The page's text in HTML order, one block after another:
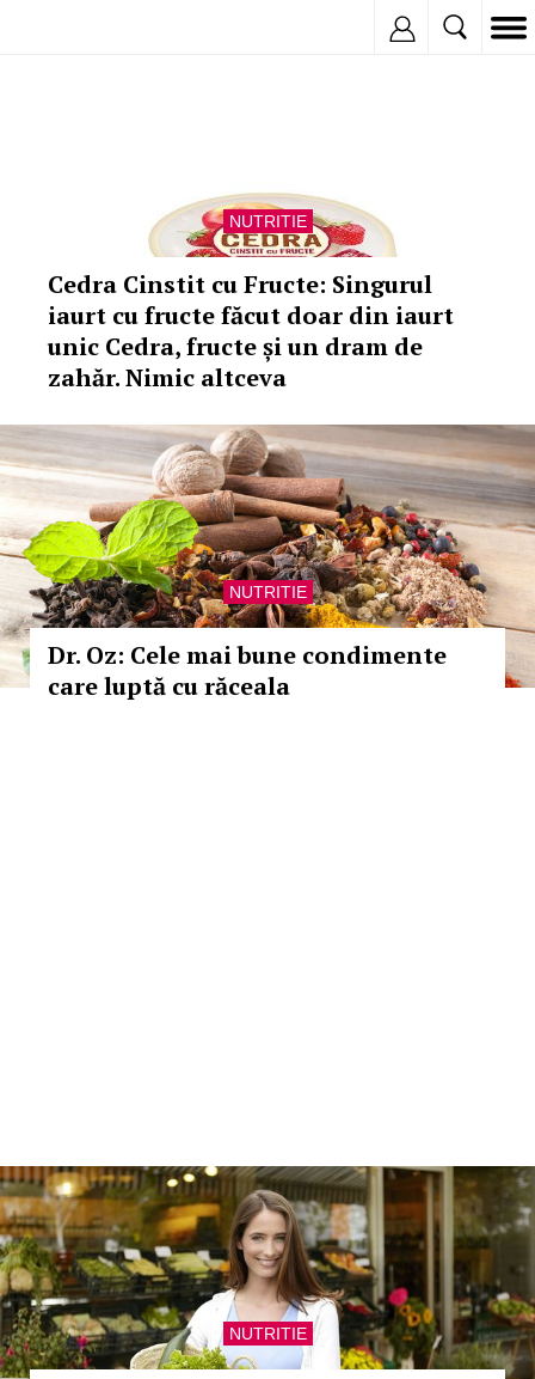
NUTRITIE
Cedra Cinstit cu Fructe: Singurul
iaurt cu fructe făcut doar din iaurt
unic Cedra, fructe și un dram de
zahăr. Nimic altceva
NUTRITIE
Dr. Oz: Cele mai bune condimente
care luptă cu răceala
NUTRITIE